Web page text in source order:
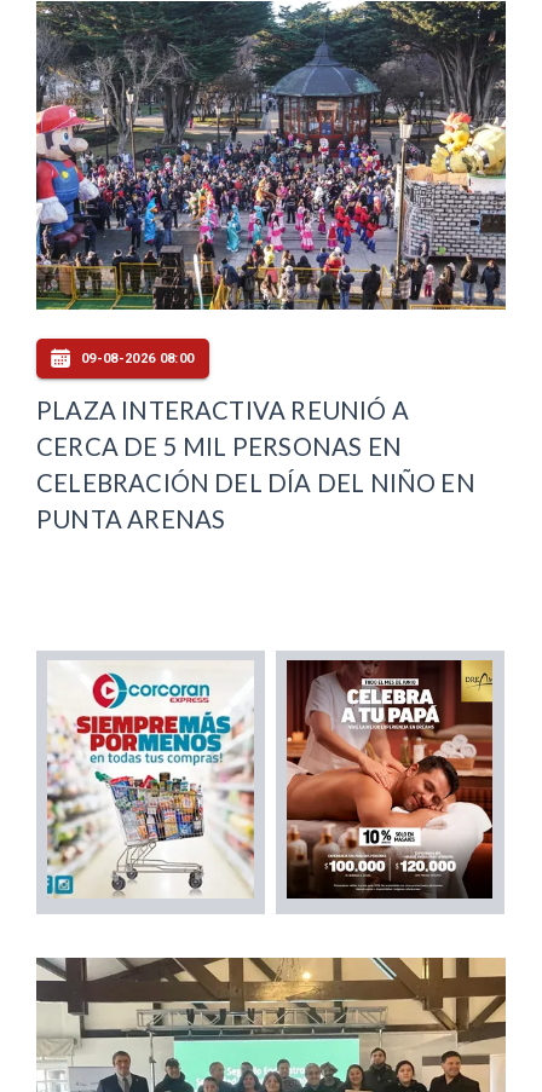
09-08-2026 08:00
PLAZA INTERACTIVA REUNIÓ A
CERCA DE 5 MIL PERSONAS EN
CELEBRACIÓN DEL DÍA DEL NIÑO EN
PUNTA ARENAS